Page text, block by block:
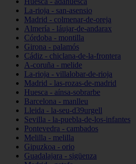
La-rioja - san-asensio
Madrid - colmenar-de-oreja
Almería - láujar-de-andarax
Córdoba - montilla
Girona - palamós
Cádiz - chiclana-de-la-frontera
A-coruña - melide
La-rioja - villalobar-de-rioja
Madrid - las-rozas-de-madrid
Huesca - aínsa-sobrarbe
Barcelona - manlleu
Lleida - la-seu-d39urgell
Sevilla - la-puebla-de-los-infantes
Pontevedra - cambados
Melilla - melilla
Gipuzkoa - orio
Guadalajara - sigüenza